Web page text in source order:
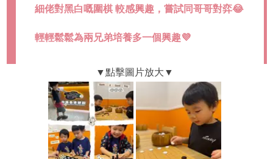
細佬對黑白嘅圍棋 較感興趣，嘗試同哥哥對弈😂
輕輕鬆鬆為兩兄弟培養多一個興趣💜